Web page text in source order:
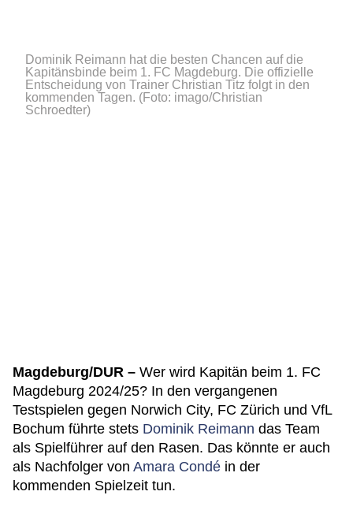
Dominik Reimann hat die besten Chancen auf die
Kapitänsbinde beim 1. FC Magdeburg. Die offizielle
Entscheidung von Trainer Christian Titz folgt in den
kommenden Tagen. (Foto: imago/Christian
Schroedter)
Magdeburg/DUR – Wer wird Kapitän beim 1. FC
Magdeburg 2024/25? In den vergangenen
Testspielen gegen Norwich City, FC Zürich und VfL
Bochum führte stets Dominik Reimann das Team
als Spielführer auf den Rasen. Das könnte er auch
als Nachfolger von Amara Condé in der
kommenden Spielzeit tun.